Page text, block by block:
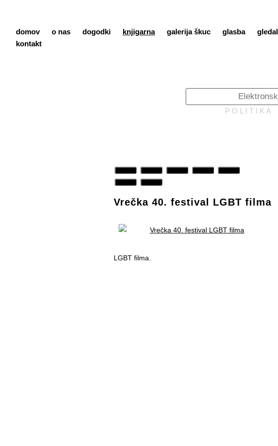
domov o nas dogodki knjigarna galerija škuc glasba
kontakt
P O L I T I K
Vrečka 40. festival LGBT filma
LGBT filma.